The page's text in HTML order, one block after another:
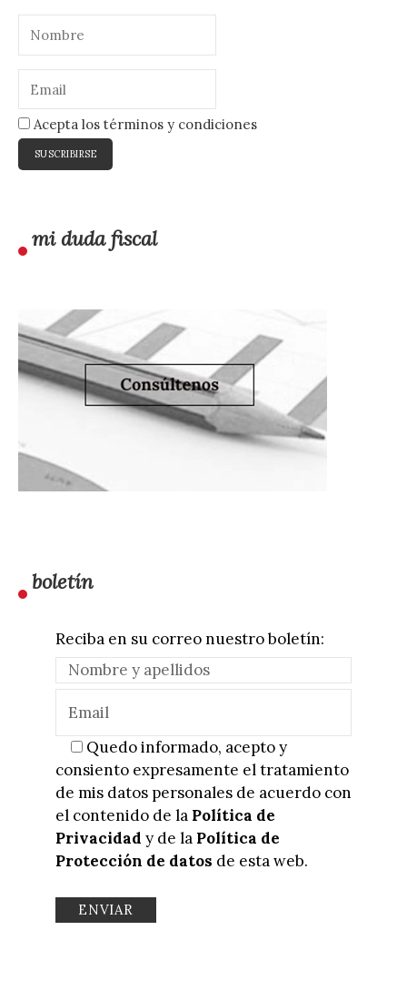
Acepta los términos y condiciones
mi duda fiscal
boletín
Reciba en su correo nuestro boletín:
Quedo informado, acepto y
consiento expresamente el tratamiento
de mis datos personales de acuerdo con
el contenido de la Política de
Privacidad y de la Política de
Protección de datos de esta web.